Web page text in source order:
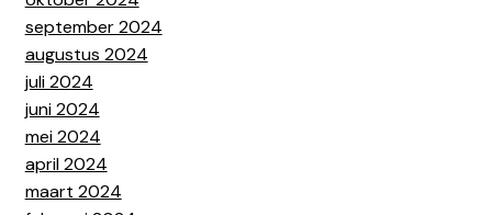
september 2024
augustus 2024
juli 2024
juni 2024
mei 2024
april 2024
maart 2024